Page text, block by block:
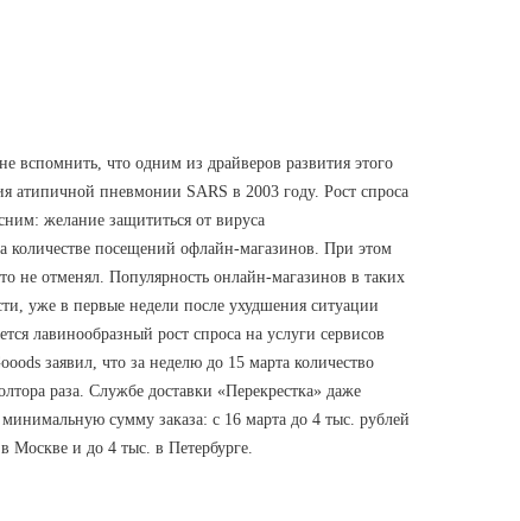
вспомнить, что одним из драйверов развития этого
атипичной пневмонии SARS в 2003 году. Рост спроса
желание защититься от вируса
количестве посещений офлайн-магазинов. При этом
не отменял. Популярность онлайн-магазинов в таких
уже в первые недели после ухудшения ситуации
лавинообразный рост спроса на услуги сервисов
заявил, что за неделю до 15 марта количество
раза. Службе доставки «Перекрестка» даже
сумму заказа: с 16 марта до 4 тыс. рублей
Москве и до 4 тыс. в Петербурге.